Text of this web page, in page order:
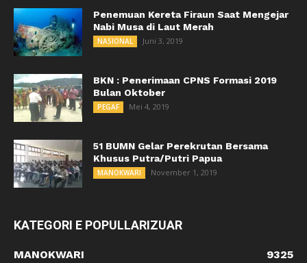
Penemuan Kereta Firaun Saat Mengejar
Nabi Musa di Laut Merah
NASIONAL Juni 3, 2019
BKN : Penerimaan CPNS Formasi 2019
Bulan Oktober
PEGAF Mei 4, 2019
51 BUMN Gelar Perekrutan Bersama
Khusus Putra/Putri Papua
MANOKWARI November 1, 2019
KATEGORI E POPULLARIZUAR
MANOKWARI
9325